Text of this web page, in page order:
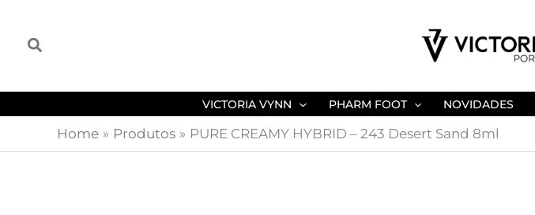
Search
VICTORIA VYNN PHARM FOOT NOVIDADES
Home Produtos PURE CREAMY HYBRID – 243 Desert Sand 8ml